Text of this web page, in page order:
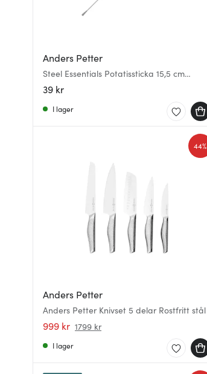
Anders Petter
Steel Essentials Potatissticka 15,5 cm
stål/svart
39 kr
I lager
Anders Petter
Anders Petter Knivset 5 delar Rostfritt stål
999 kr 1799 kr
44%
I lager